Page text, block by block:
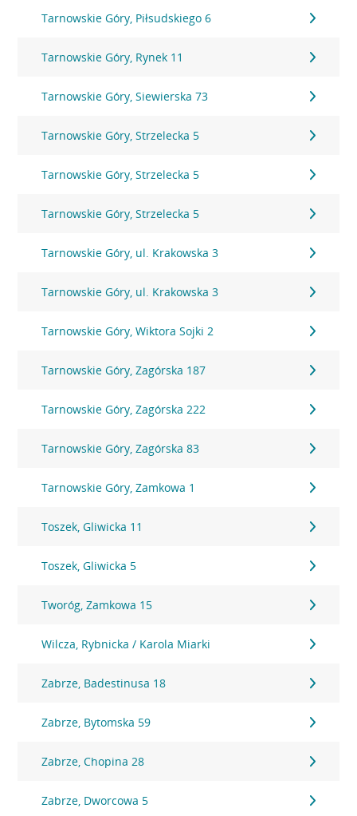
Tarnowskie Góry, Piłsudskiego 6
Tarnowskie Góry, Rynek 11
Tarnowskie Góry, Siewierska 73
Tarnowskie Góry, Strzelecka 5
Tarnowskie Góry, Strzelecka 5
Tarnowskie Góry, Strzelecka 5
Tarnowskie Góry, ul. Krakowska 3
Tarnowskie Góry, ul. Krakowska 3
Tarnowskie Góry, Wiktora Sojki 2
Tarnowskie Góry, Zagórska 187
Tarnowskie Góry, Zagórska 222
Tarnowskie Góry, Zagórska 83
Tarnowskie Góry, Zamkowa 1
Toszek, Gliwicka 11
Toszek, Gliwicka 5
Tworóg, Zamkowa 15
Wilcza, Rybnicka / Karola Miarki
Zabrze, Badestinusa 18
Zabrze, Bytomska 59
Zabrze, Chopina 28
Zabrze, Dworcowa 5